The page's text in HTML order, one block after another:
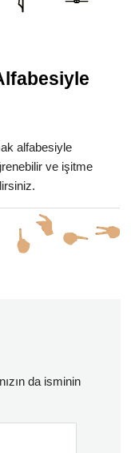
alfabesiyle
ve işitme
da isminin